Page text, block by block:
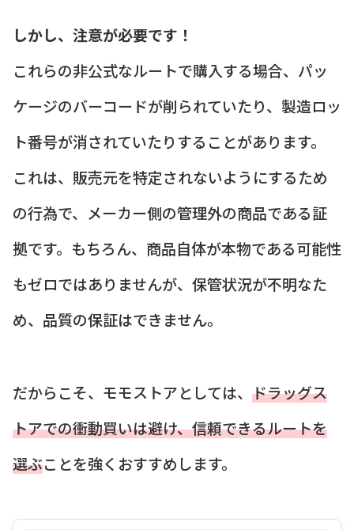
しかし、注意が必要です！
これらの非公式なルートで購入する場合、パッ
ケージのバーコードが削られていたり、製造ロッ
ト番号が消されていたりすることがあります。
これは、販売元を特定されないようにするため
の行為で、メーカー側の管理外の商品である証
拠です。もちろん、商品自体が本物である可能性
もゼロではありませんが、保管状況が不明なた
め、品質の保証はできません。
だからこそ、モモストアとしては、 ドラッグス
トアでの衝動買いは避け、信頼できるルートを
選ぶことを強くおすすめします。